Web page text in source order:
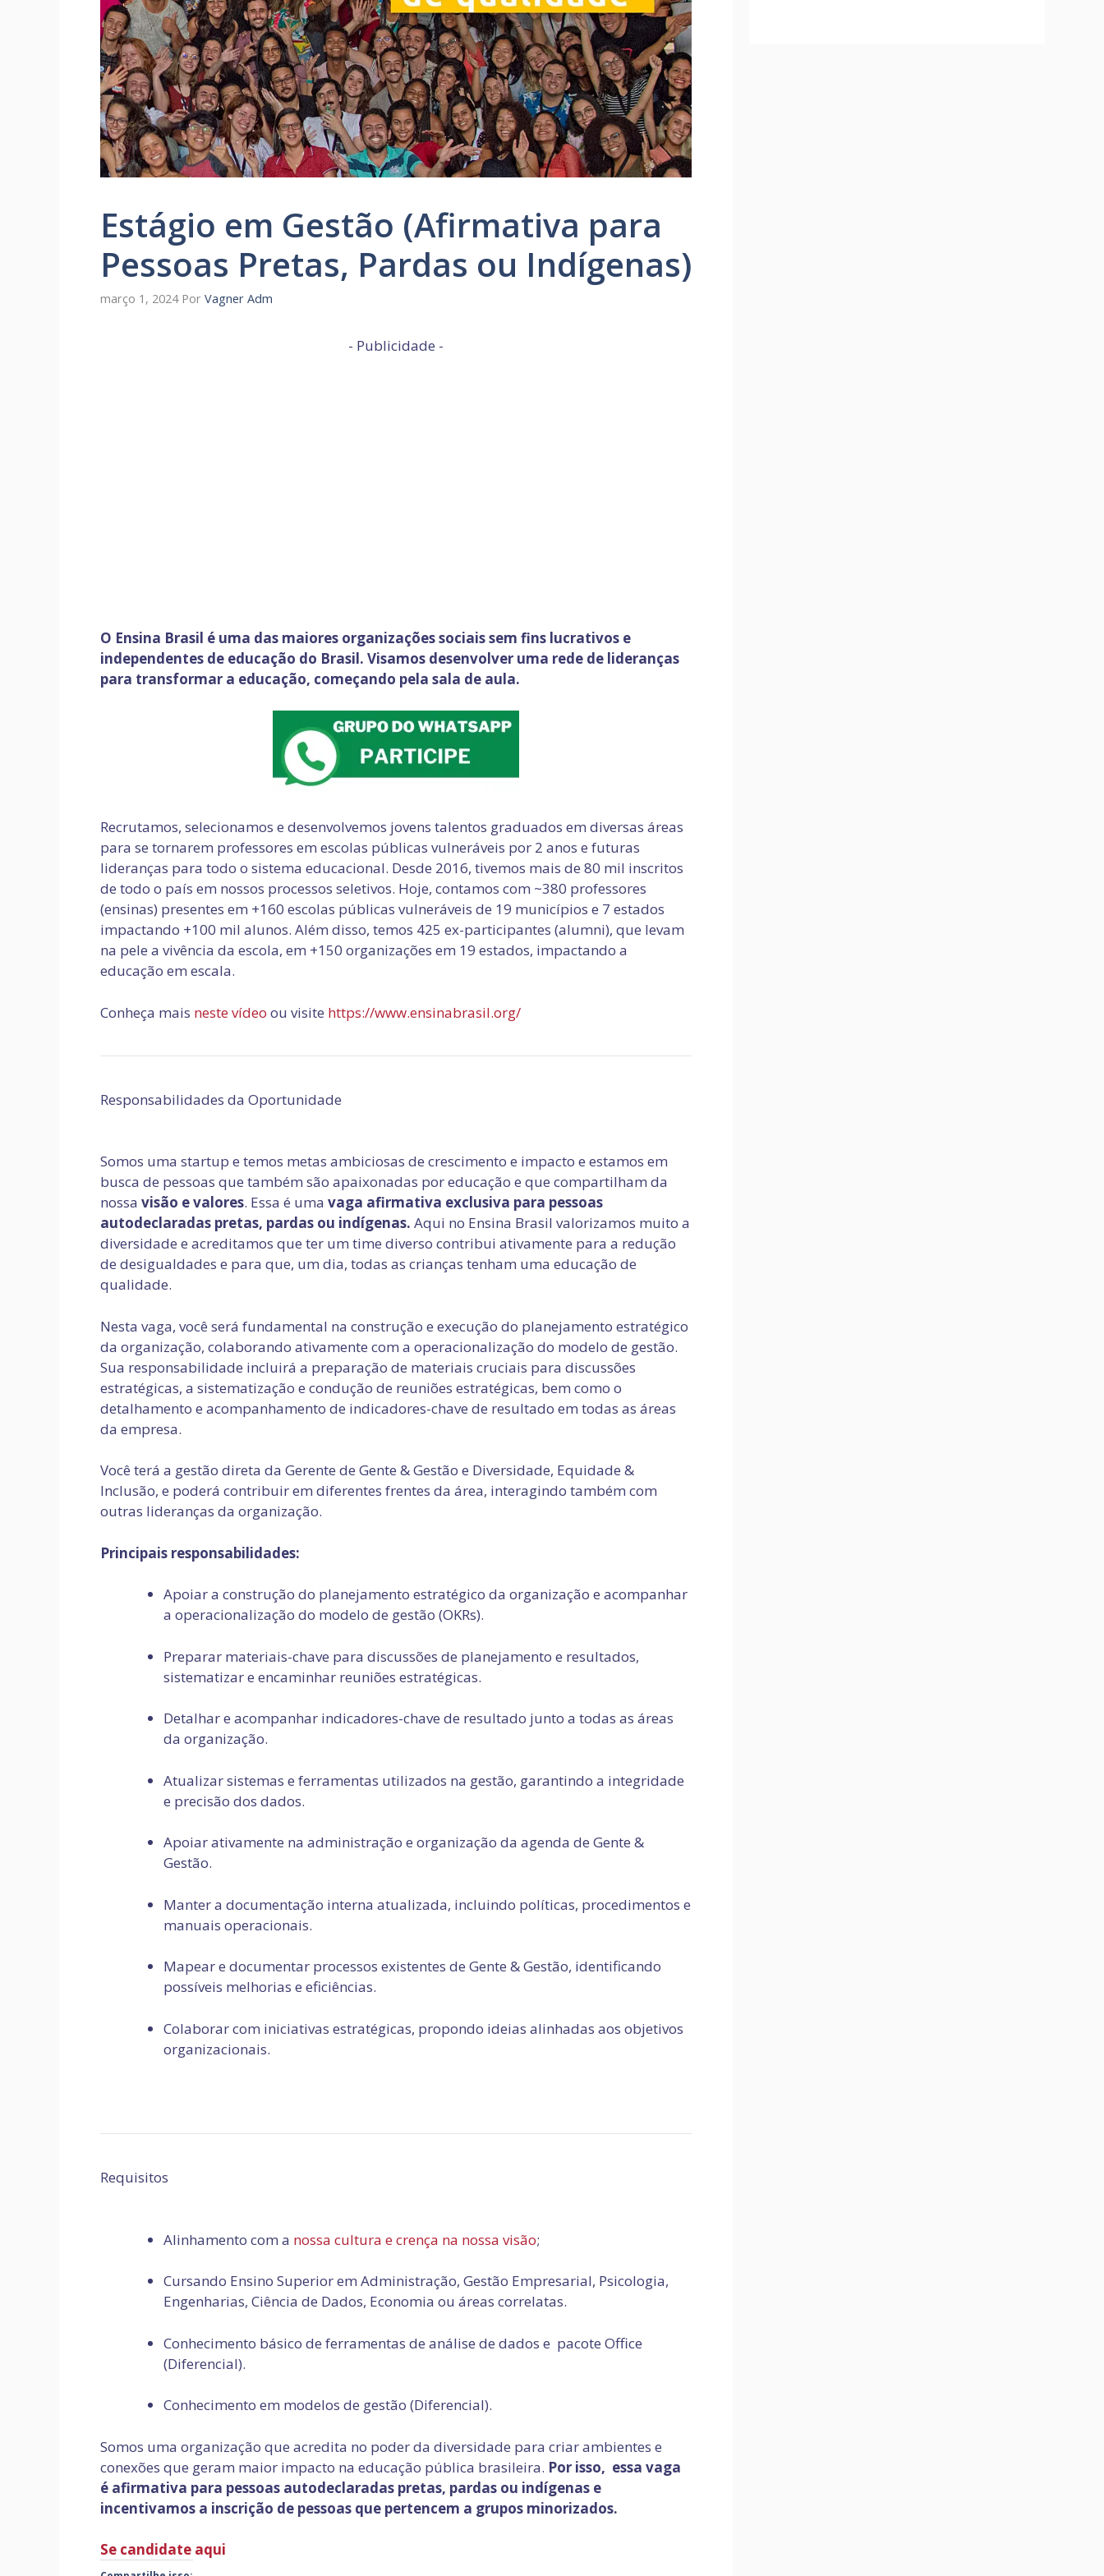
Estágio em Gestão (Afirmativa para
Pessoas Pretas, Pardas ou Indígenas)
março 1, 2024 Por Vagner Adm
- Publicidade -
O Ensina Brasil é uma das maiores organizações sociais sem fins lucrativos e
independentes de educação do Brasil. Visamos desenvolver uma rede de lideranças
para transformar a educação, começando pela sala de aula.
Recrutamos, selecionamos e desenvolvemos jovens talentos graduados em diversas áreas
para se tornarem professores em escolas públicas vulneráveis por 2 anos e futuras
lideranças para todo o sistema educacional. Desde 2016, tivemos mais de 80 mil inscritos
de todo o país em nossos processos seletivos. Hoje, contamos com ~380 professores
(ensinas) presentes em +160 escolas públicas vulneráveis de 19 municípios e 7 estados
impactando +100 mil alunos. Além disso, temos 425 ex-participantes (alumni), que levam
na pele a vivência da escola, em +150 organizações em 19 estados, impactando a
educação em escala.
Conheça mais neste vídeo ou visite https://www.ensinabrasil.org/
Responsabilidades da Oportunidade
Somos uma startup e temos metas ambiciosas de crescimento e impacto e estamos em
busca de pessoas que também são apaixonadas por educação e que compartilham da
nossa visão e valores. Essa é uma vaga afirmativa exclusiva para pessoas
autodeclaradas pretas, pardas ou indígenas. Aqui no Ensina Brasil valorizamos muito a
diversidade e acreditamos que ter um time diverso contribui ativamente para a redução
de desigualdades e para que, um dia, todas as crianças tenham uma educação de
qualidade.
Nesta vaga, você será fundamental na construção e execução do planejamento estratégico
da organização, colaborando ativamente com a operacionalização do modelo de gestão.
Sua responsabilidade incluirá a preparação de materiais cruciais para discussões
estratégicas, a sistematização e condução de reuniões estratégicas, bem como o
detalhamento e acompanhamento de indicadores-chave de resultado em todas as áreas
da empresa.
Você terá a gestão direta da Gerente de Gente & Gestão e Diversidade, Equidade &
Inclusão, e poderá contribuir em diferentes frentes da área, interagindo também com
outras lideranças da organização.
Principais responsabilidades:
Apoiar a construção do planejamento estratégico da organização e acompanhar
a operacionalização do modelo de gestão (OKRs).
Preparar materiais-chave para discussões de planejamento e resultados,
sistematizar e encaminhar reuniões estratégicas.
Detalhar e acompanhar indicadores-chave de resultado junto a todas as áreas
da organização.
Atualizar sistemas e ferramentas utilizados na gestão, garantindo a integridade
e precisão dos dados.
Apoiar ativamente na administração e organização da agenda de Gente &
Gestão.
Manter a documentação interna atualizada, incluindo políticas, procedimentos e
manuais operacionais.
Mapear e documentar processos existentes de Gente & Gestão, identificando
possíveis melhorias e eficiências.
Colaborar com iniciativas estratégicas, propondo ideias alinhadas aos objetivos
organizacionais.
Requisitos
Alinhamento com a nossa cultura e crença na nossa visão;
Cursando Ensino Superior em Administração, Gestão Empresarial, Psicologia,
Engenharias, Ciência de Dados, Economia ou áreas correlatas.
Conhecimento básico de ferramentas de análise de dados e pacote Office
(Diferencial).
Conhecimento em modelos de gestão (Diferencial).
Somos uma organização que acredita no poder da diversidade para criar ambientes e
conexões que geram maior impacto na educação pública brasileira. Por isso, essa vaga
é afirmativa para pessoas autodeclaradas pretas, pardas ou indígenas e
incentivamos a inscrição de pessoas que pertencem a grupos minorizados.
Se candidate aqui